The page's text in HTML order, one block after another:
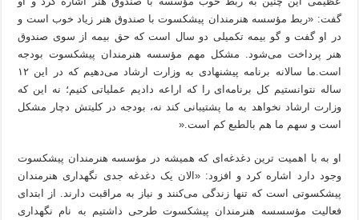
گفت: «ربط مؤسسه هنرمندان پیشکسوت با صندوق هنر زیاد خوب است و
در او گفت و گو بیمه تکمیلی دو سال است که حق بیمه از سوی صندوق
هنر پرداخت می‌شود. مشکل مهم مؤسسه هنرمندان پیشکسوت بودجه
است.ما سالانه برنامه پیشنهادی به وزارت ارشاد می‌دهیم که در این ۱۲
ساله نتوانستیم کل برنامه‌ای را که اراعه دادیم عملیاتی کنیم؛ نه این که
وزارت ارشاد نخواهد به ما پشتیبانی کند نه، بودجه در کلیتش دچار مشکل
است و سهم ما هم بالطبع کم است.«
او به با اهمیت ترین دغدغه‌ای که همیشه در مؤسسه هنرمندان پیشکسوت
وجود دارد اشاره کرد و افزود: «الان یک دغدغه جدی نگهداری هنرمندان
پیشکسوتی است که تنها زندگی می‌کنند و نیاز به مراقبت دارند. از ابتدای
فعالیت مؤسسسه هنرمندان پیشکسوت طرحی داشتیم به نام نگهداری